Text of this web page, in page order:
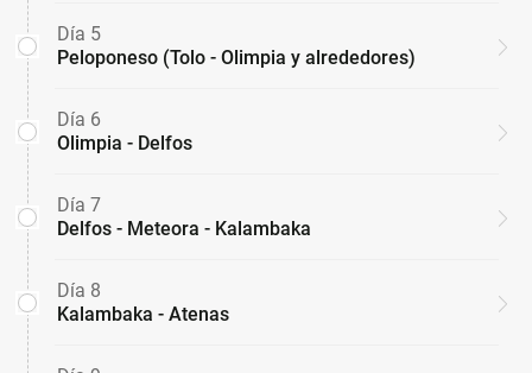
Día 5
Peloponeso (Tolo - Olimpia y alrededores)
Día 6
Olimpia - Delfos
Día 7
Delfos - Meteora - Kalambaka
Día 8
Kalambaka - Atenas